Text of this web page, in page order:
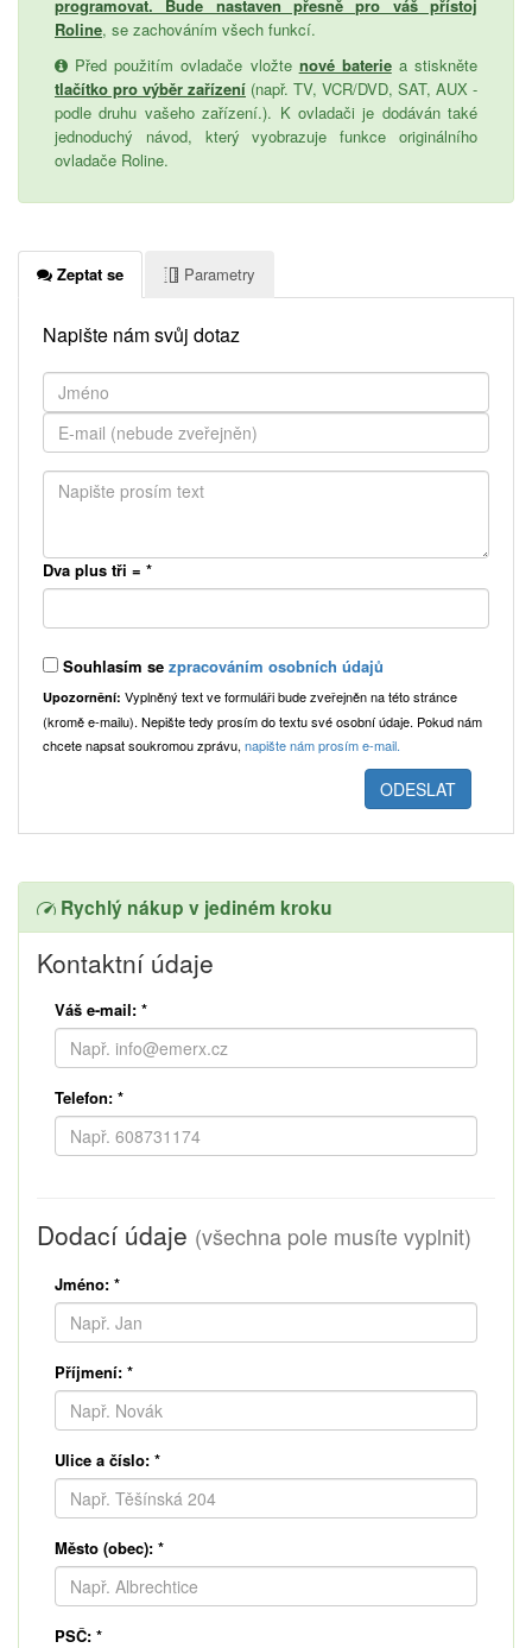
programovat. Bude nastaven přesně pro váš přístoj
Roline, se zachováním všech funkcí.
Před použitím ovladače vložte nové bateriea stiskněte
tlačítko pro výběr zařízení (např. TV, VCR/DVD, SAT, AUX -
podle druhu vašeho zařízení.). K ovladači je dodáván také
jednoduchý návod, který vyobrazuje funkce originálního
ovladače Roline.
Zeptat se Parametry
Napište nám svůj dotaz
Dva plus tři = *
Souhlasím se zpracováním osobních údajů
Upozornění: Vyplněný text ve formuláři bude zveřejněn na této stránce
(kromě e-mailu). Nepište tedy prosím do textu své osobní údaje. Pokud nám
chcete napsat soukromou zprávu, napište nám prosím e-mail.
Rychlý nákup v jediném kroku
Kontaktní údaje
Váš e-mail: *
Telefon: *
Dodací údaje (všechna pole musíte vyplnit)
Jméno: *
Příjmení: *
Ulice a číslo: *
Město (obec): *
PSČ: *